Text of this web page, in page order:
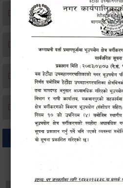
सम्बन्ध विच्छेद दर्ता
मृत्यू दर्ता
जन्म दर्ता
थप विवरणहरु